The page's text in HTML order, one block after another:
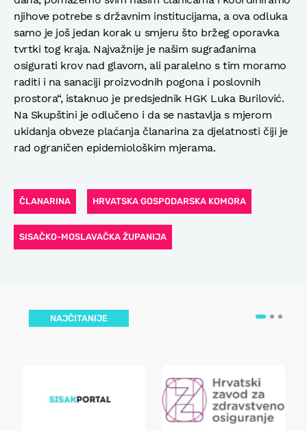
njihove potrebe s državnim institucijama, a ova odluka
samo je još jedan korak u smjeru što bržeg oporavka
tvrtki tog kraja. Najvažnije je našim sugrađanima
osigurati krov nad glavom, ali paralelno s tim moramo
raditi i na sanaciji proizvodnih pogona i poslovnih
prostora“, istaknuo je predsjednik HGK Luka Burilović.
Na Skupštini je odlučeno i da se nastavlja s mjerom
ukidanja obveze plaćanja članarina za djelatnosti čiji je
rad ograničen epidemiološkim mjerama.
ČLANARINA HRVATSKA GOSPODARSKA KOMORA
SISAČKO-MOSLAVAČKA ŽUPANIJA
NAJČITANIJE